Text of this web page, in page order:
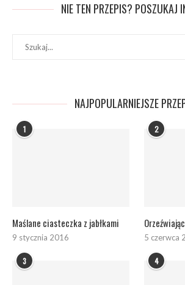
NIE TEN PRZEPIS? POSZUKAJ
NAJPOPULARNIEJSZE
1
Maślane ciasteczka z jabłkami
9 stycznia 2016
2
5 czerwca
3 4